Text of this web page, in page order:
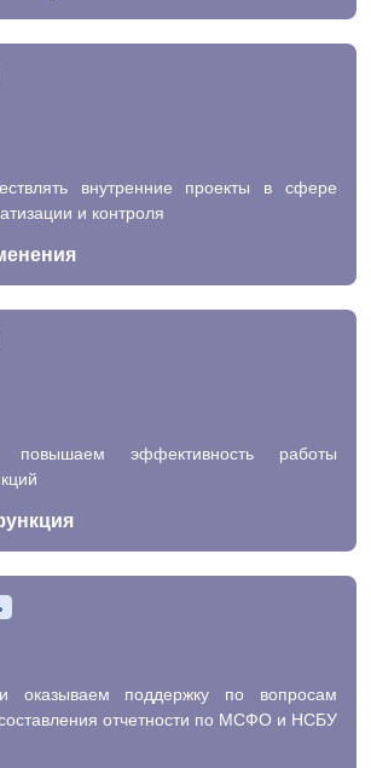
внутренние проекты в сфере
и контроля
эффективность работы
и оказываем поддержку по вопросам
отчетности по МСФО и НСБУ